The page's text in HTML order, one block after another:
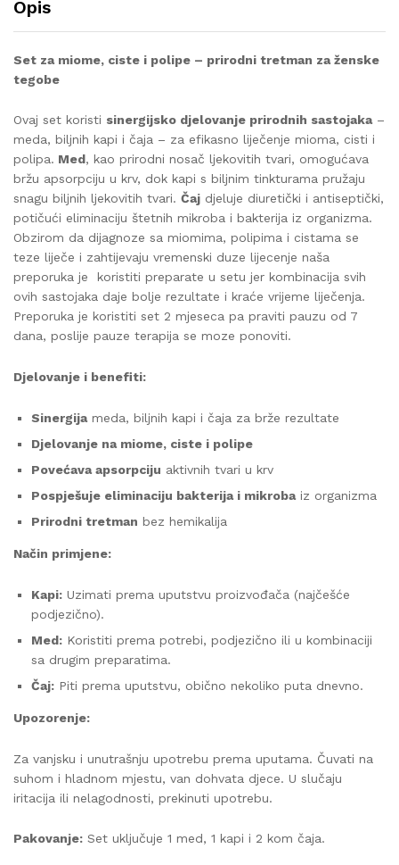
Opis
Set za miome, ciste i polipe – prirodni tretman za ženske
tegobe
Ovaj set koristi sinergijsko djelovanje prirodnih sastojaka–
meda, biljnih kapi i čaja – za efikasno liječenje mioma, cisti i
polipa. Med, kao prirodni nosač ljekovitih tvari, omogućava
bržu apsorpciju u krv, dok kapi s biljnim tinkturama pružaju
snagu biljnih ljekovitih tvari. Čaj djeluje diuretički i antiseptički,
potičući eliminaciju štetnih mikroba i bakterija iz organizma.
Obzirom da dijagnoze sa miomima, polipima i cistama se
teze liječe i zahtijevaju vremenski duze lijecenje naša
preporuka je koristiti preparate u setu jer kombinacija svih
ovih sastojaka daje bolje rezultate i kraće vrijeme liječenja.
Preporuka je koristiti set 2 mjeseca pa praviti pauzu od 7
dana, poslije pauze terapija se moze ponoviti.
Djelovanje i benefiti:
Sinergijameda, biljnih kapi i čaja za brže rezultate
Djelovanje na miome, ciste i polipe
Povećava apsorpciju aktivnih tvari u krv
Pospješuje eliminaciju bakterija i mikrobaiz organizma
Prirodni tretman bez hemikalija
Način primjene:
Kapi: Uzimati prema uputstvu proizvođača (najčešće
podjezično).
Med: Koristiti prema potrebi, podjezično ili u kombinaciji
sa drugim preparatima.
Čaj: Piti prema uputstvu, obično nekoliko puta dnevno.
Upozorenje:
Za vanjsku i unutrašnju upotrebu prema uputama. Čuvati na
suhom i hladnom mjestu, van dohvata djece. U slučaju
iritacija ili nelagodnosti, prekinuti upotrebu.
Pakovanje: Set uključuje 1 med, 1 kapi i 2 kom čaja.